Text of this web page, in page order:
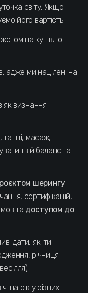
світу. Якщо
його вартість
на купівлю
адже ми націлені на
як визнання
танці, масаж,
твій баланс та
шерингу
сертифікацій,
мов та доступом до
дати, які ти
річниця
на рік у різних